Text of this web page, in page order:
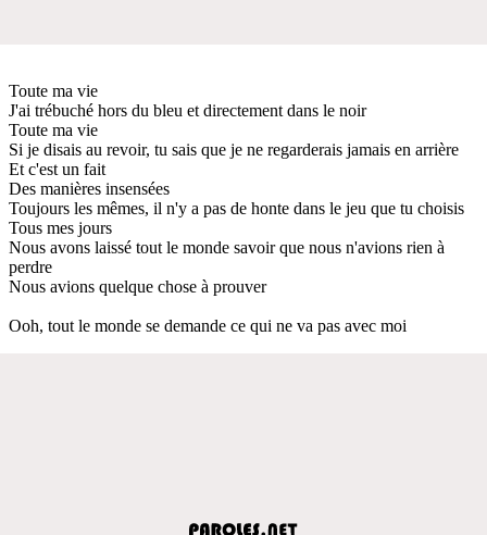
Toute ma vie
J'ai trébuché hors du bleu et directement dans le noir
Toute ma vie
Si je disais au revoir, tu sais que je ne regarderais jamais en arrière
Et c'est un fait
Des manières insensées
Toujours les mêmes, il n'y a pas de honte dans le jeu que tu choisis
Tous mes jours
Nous avons laissé tout le monde savoir que nous n'avions rien à
perdre
Nous avions quelque chose à prouver
Ooh, tout le monde se demande ce qui ne va pas avec moi